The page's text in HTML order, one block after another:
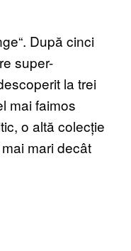
“. După cinci
super-
la trei
mai faimos
o altă colecție
mari decât